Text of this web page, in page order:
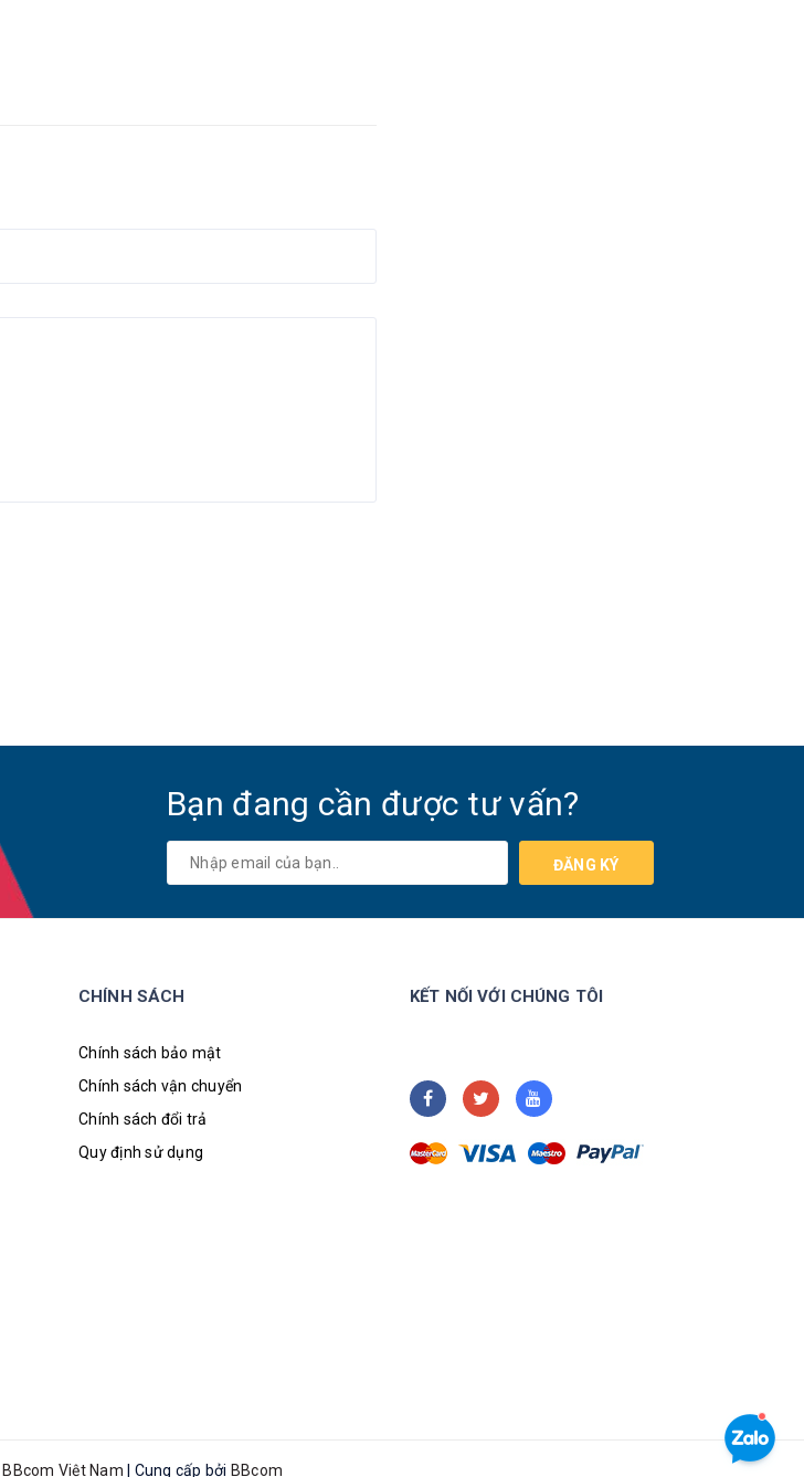
Bạn đang cần được tư vấn?
ĐĂNG KÝ
CHÍNH SÁCH
Chính sách bảo mật
Chính sách vận chuyển
Chính sách đổi trả
Quy định sử dụng
KẾT NỐI VỚI CHÚNG TÔI
BBcom Việt Nam Cung cấp bởi BBcom